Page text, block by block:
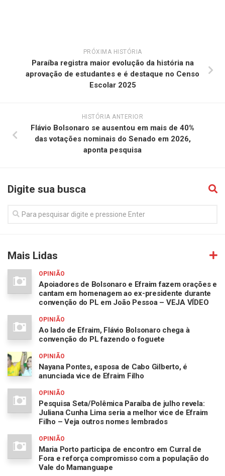
PRÓXIMA HISTÓRIA
Paraíba registra maior evolução da história na
aprovação de estudantes e é destaque no Censo
Escolar 2025
HISTÓRIA ANTERIOR
Flávio Bolsonaro se ausentou em mais de 40%
das votações nominais do Senado em 2026,
aponta pesquisa
Digite sua busca
Mais Lidas
OPINIÃO
Apoiadores de Bolsonaro e Efraim fazem orações e
cantam em homenagem ao ex-presidente durante
convenção do PL em João Pessoa – VEJA VÍDEO
OPINIÃO
Ao lado de Efraim, Flávio Bolsonaro chega à
convenção do PL fazendo o foguete
OPINIÃO
Nayana Pontes, esposa de Cabo Gilberto, é
anunciada vice de Efraim Filho
OPINIÃO
Pesquisa Seta/Polêmica Paraíba de julho revela:
Juliana Cunha Lima seria a melhor vice de Efraim
Filho – Veja outros nomes lembrados
OPINIÃO
Maria Porto participa de encontro em Curral de
Fora e reforça compromisso com a população do
Vale do Mamanguape